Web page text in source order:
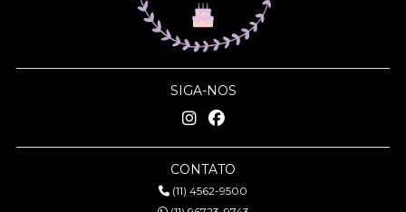
SIGA-NOS
CONTATO
(11) 4562-9500